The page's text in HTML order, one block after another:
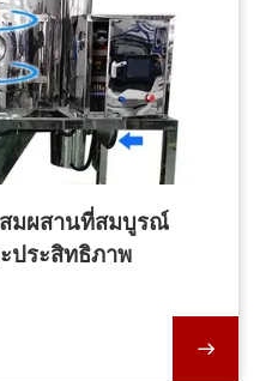
สมผสานที่สมบูรณ์
ประสิทธิภาพ